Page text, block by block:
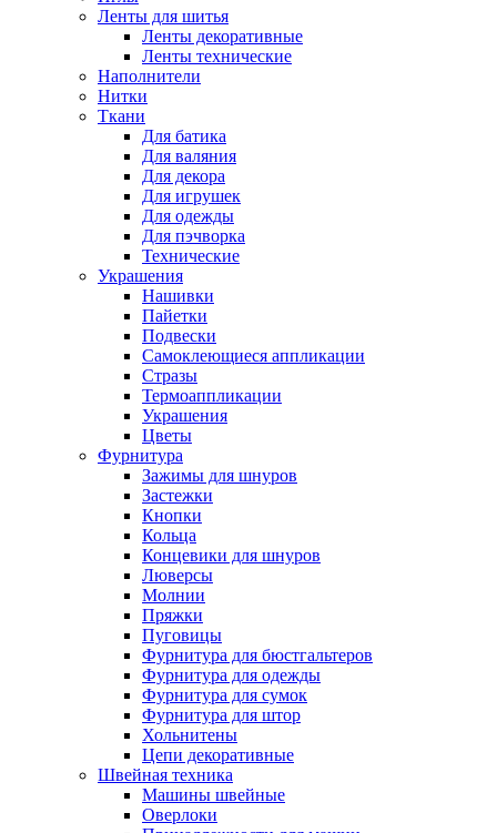
Ленты для шитья
Ленты декоративные
Ленты технические
Наполнители
Нитки
Ткани
Для батика
Для валяния
Для декора
Для игрушек
Для одежды
Для пэчворка
Технические
Украшения
Нашивки
Пайетки
Подвески
Самоклеющиеся аппликации
Стразы
Термоаппликации
Украшения
Цветы
Фурнитура
Зажимы для шнуров
Застежки
Кнопки
Кольца
Концевики для шнуров
Люверсы
Молнии
Пряжки
Пуговицы
Фурнитура для бюстгальтеров
Фурнитура для одежды
Фурнитура для сумок
Фурнитура для штор
Хольнитены
Цепи декоративные
Швейная техника
Машины швейные
Оверлоки